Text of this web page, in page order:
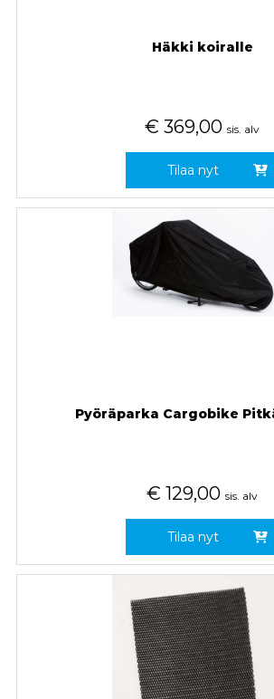
Häkki koiralle
€ 369,00 sis. alv
Tilaa nyt
Pyöräparka Cargobike
€ 129,00 sis. alv
Tilaa nyt